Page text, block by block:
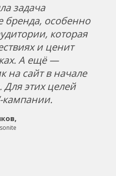
задача
бренда, особенно
которая
и ценит
А ещё —
на сайт в начале
Для этих целей